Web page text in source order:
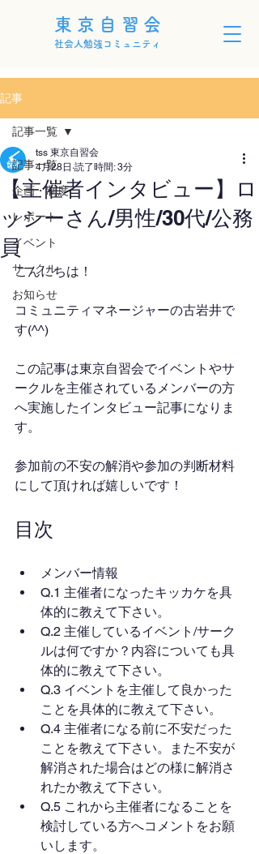
東京自習会
社会人勉強コミュニティ
記事
記事一覧
企画・制度
レポート
イベント
サークル
お知らせ
記事一覧
【主催者インタビュー】ロ
ッシーさん/男性/30代/公務
員
tss 東京自習会
4月28日 読了時間: 3分
こんにちは！
コミュニティマネージャーの古岩井で
す(^^)
この記事は東京自習会でイベントやサ
ークルを主催されているメンバーの方
へ実施したインタビュー記事になりま
す。
参加前の不安の解消や参加の判断材料
にして頂ければ嬉しいです！
目次
メンバー情報
Q.1 主催者になったキッカケを具
体的に教えて下さい。
Q.2 主催しているイベント/サーク
ルは何ですか？内容についても具
体的に教えて下さい。
Q.3 イベントを主催して良かった
ことを具体的に教えて下さい。
Q.4 主催者になる前に不安だった
ことを教えて下さい。また不安が
解消された場合はどの様に解消さ
れたか教えて下さい。
Q.5 これから主催者になることを
検討している方へコメントをお願
いします。